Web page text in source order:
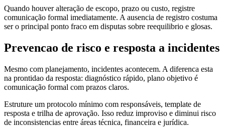
Quando houver alteração de escopo, prazo ou custo, registre
comunicação formal imediatamente. A ausencia de registro costuma
ser o principal ponto fraco em disputas sobre reequilibrio e glosas.
Prevencao de risco e resposta a incidentes
Mesmo com planejamento, incidentes acontecem. A diferenca esta
na prontidao da resposta: diagnóstico rápido, plano objetivo é
comunicação formal com prazos claros.
Estruture um protocolo mínimo com responsáveis, template de
resposta e trilha de aprovação. Isso reduz improviso e diminui risco
de inconsistencias entre áreas técnica, financeira e jurídica.